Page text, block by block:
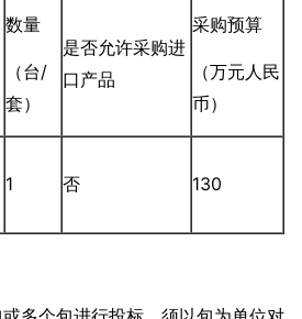
数量
（台/
套）
是否允许采购进
口产品
采购预算
（万元人民
币）
1 否 130